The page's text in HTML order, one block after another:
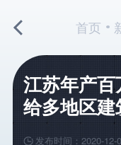
首页
江苏年产
给多地区
发布时间：2020-12-